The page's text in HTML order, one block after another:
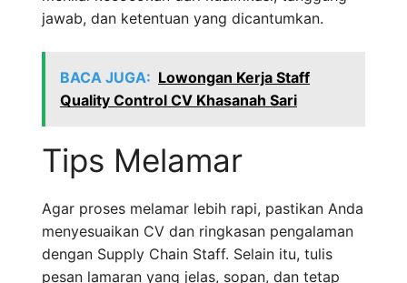
jawab, dan ketentuan yang dicantumkan.
BACA JUGA: Lowongan Kerja Staff
Quality Control CV Khasanah Sari
Tips Melamar
Agar proses melamar lebih rapi, pastikan Anda
menyesuaikan CV dan ringkasan pengalaman
dengan Supply Chain Staff. Selain itu, tulis
pesan lamaran yang jelas, sopan, dan tetap